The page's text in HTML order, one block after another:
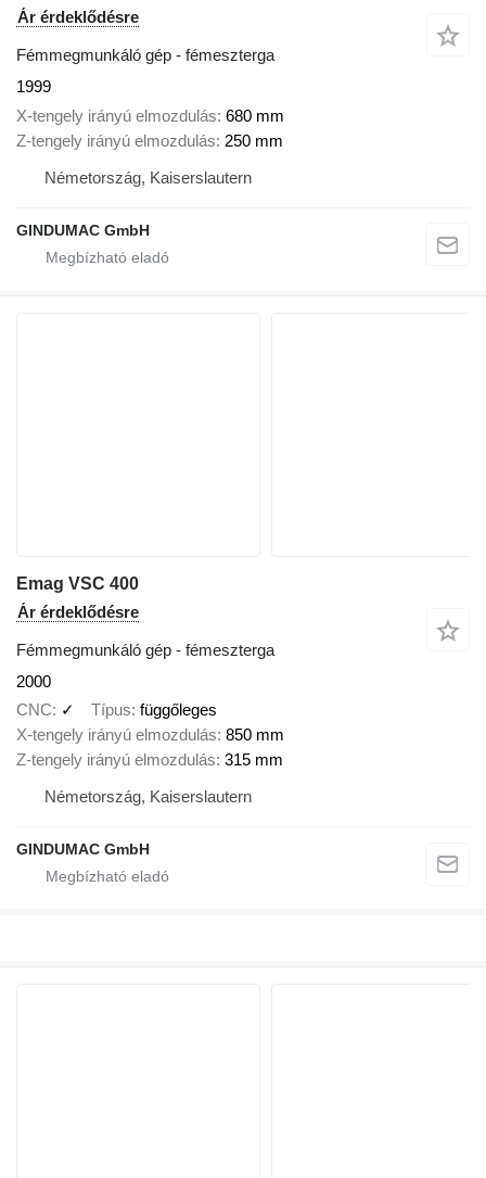
Ár érdeklődésre
Fémmegmunkáló gép - fémeszterga
1999
X-tengely irányú elmozdulás 680 mm
Z-tengely irányú elmozdulás 250 mm
Németország, Kaiserslautern
GINDUMAC GmbH
Emag VSC 400
Ár érdeklődésre
Fémmegmunkáló gép - fémeszterga
2000
CNC
✓ Típus függőleges
X-tengely irányú elmozdulás 850 mm
Z-tengely irányú elmozdulás 315 mm
Németország, Kaiserslautern
GINDUMAC GmbH